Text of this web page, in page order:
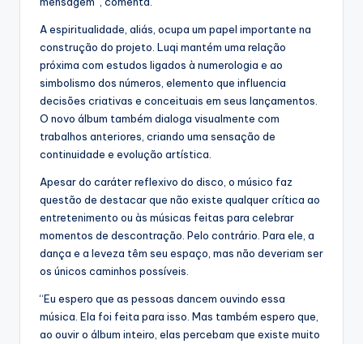
A espiritualidade, aliás, ocupa um papel importante na
construção do projeto. Luqi mantém uma relação
próxima com estudos ligados à numerologia e ao
simbolismo dos números, elemento que influencia
decisões criativas e conceituais em seus lançamentos.
O novo álbum também dialoga visualmente com
trabalhos anteriores, criando uma sensação de
continuidade e evolução artística.
Apesar do caráter reflexivo do disco, o músico faz
questão de destacar que não existe qualquer crítica ao
entretenimento ou às músicas feitas para celebrar
momentos de descontração. Pelo contrário. Para ele, a
dança e a leveza têm seu espaço, mas não deveriam ser
os únicos caminhos possíveis.
“Eu espero que as pessoas dancem ouvindo essa
música. Ela foi feita para isso. Mas também espero que,
ao ouvir o álbum inteiro, elas percebam que existe muito